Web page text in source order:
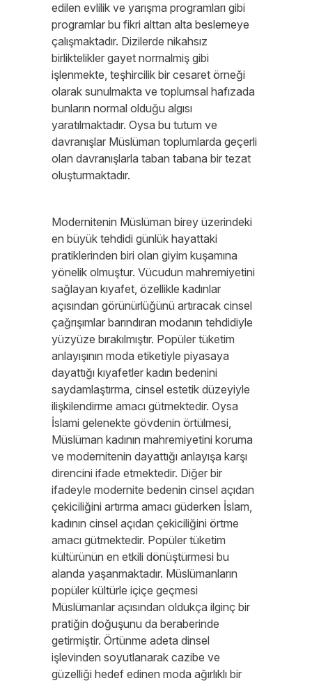
edilen evlilik ve yarışma programları gibi
programlar bu fikri alttan alta beslemeye
çalışmaktadır. Dizilerde nikahsız
birliktelikler gayet normalmiş gibi
işlenmekte, teşhircilik bir cesaret örneği
olarak sunulmakta ve toplumsal hafızada
bunların normal olduğu algısı
yaratılmaktadır. Oysa bu tutum ve
davranışlar Müslüman toplumlarda geçerli
olan davranışlarla taban tabana bir tezat
oluşturmaktadır.
Modernitenin Müslüman birey üzerindeki
en büyük tehdidi günlük hayattaki
pratiklerinden biri olan giyim kuşamına
yönelik olmuştur. Vücudun mahremiyetini
sağlayan kıyafet, özellikle kadınlar
açısından görünürlüğünü artıracak cinsel
çağrışımlar barındıran modanın tehdidiyle
yüzyüze bırakılmıştır. Popüler tüketim
anlayışının moda etiketiyle piyasaya
dayattığı kıyafetler kadın bedenini
saydamlaştırma, cinsel estetik düzeyiyle
ilişkilendirme amacı gütmektedir. Oysa
İslami gelenekte gövdenin örtülmesi,
Müslüman kadının mahremiyetini koruma
ve modernitenin dayattığı anlayışa karşı
direncini ifade etmektedir. Diğer bir
ifadeyle modernite bedenin cinsel açıdan
çekiciliğini artırma amacı güderken İslam,
kadının cinsel açıdan çekiciliğini örtme
amacı gütmektedir. Popüler tüketim
kültürünün en etkili dönüştürmesi bu
alanda yaşanmaktadır. Müslümanların
popüler kültürle içiçe geçmesi
Müslümanlar açısından oldukça ilginç bir
pratiğin doğuşunu da beraberinde
getirmiştir. Örtünme adeta dinsel
işlevinden soyutlanarak cazibe ve
güzelliği hedef edinen moda ağırlıklı bir